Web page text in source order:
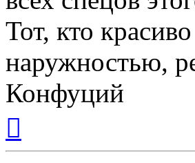
Тот, кто
наружностью,
Конфуций
началу